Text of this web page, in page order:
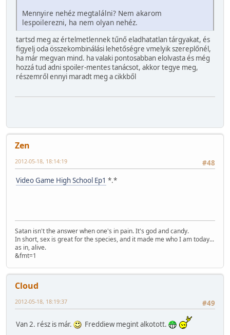
Mennyire nehéz megtalálni? Nem akarom
lespoilerezni, ha nem olyan nehéz.
tartsd meg az értelmetlennek tűnő eladhatatlan tárgyakat, és
figyelj oda összekombinálási lehetőségre vmelyik szereplőnél,
ha már megvan mind. ha valaki pontosabban elolvasta és még
hozzá tud adni spoiler-mentes tanácsot, akkor tegye meg,
részemről ennyi maradt meg a cikkből
Zen
#48
2012-05-18, 18:14:19
Video Game High School Ep1 *.*
Satan isn't the answer when one's in pain. It's god and candy.
In short, sex is great for the species, and it made me who I am today...
as in, alive.
&fmt=1
Cloud
#49
2012-05-18, 18:19:37
Van 2. rész is már. Freddiew megint alkotott.